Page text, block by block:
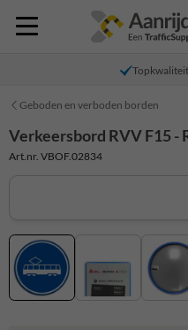
Geboden en verboden borden
Verkeersbord RVV F15 -
Art.nr. VBOF.02834